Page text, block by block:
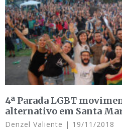
4ª Parada LGBT
alternativo em Santa
Denzel Valiente 19/11/2018